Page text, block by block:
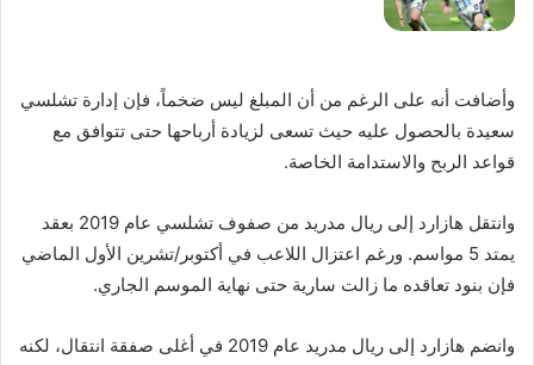
وأضافت أنه على الرغم من أن المبلغ ليس ضخماً، فإن إدارة تشلسي
سعيدة بالحصول عليه حيث تسعى لزيادة أرباحها حتى تتوافق مع
قواعد الربح والاستدامة الخاصة.
وانتقل هازارد إلى ريال مدريد من صفوف تشلسي عام 2019 بعقد
يمتد 5 مواسم. ورغم اعتزال اللاعب في أكتوبر/تشرين الأول الماضي
فإن بنود تعاقده ما زالت سارية حتى نهاية الموسم الجاري.
وانضم هازارد إلى ريال مدريد عام 2019 في أغلى صفقة انتقال، لكنه